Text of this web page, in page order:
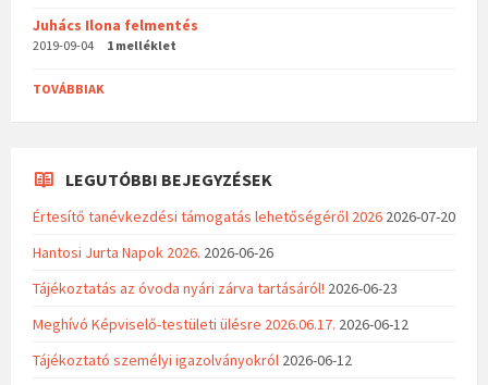
Juhács Ilona felmentés
2019-09-04 1 melléklet
TOVÁBBIAK
LEGUTÓBBI BEJEGYZÉSEK
Értesítő tanévkezdési támogatás lehetőségéről 2026 2026-07-20
Hantosi Jurta Napok 2026. 2026-06-26
Tájékoztatás az óvoda nyári zárva tartásáról! 2026-06-23
Meghívó Képviselő-testületi ülésre 2026.06.17. 2026-06-12
Tájékoztató személyi igazolványokról 2026-06-12